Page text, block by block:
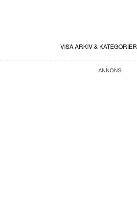
VISA ARKIV & KATEGORIER